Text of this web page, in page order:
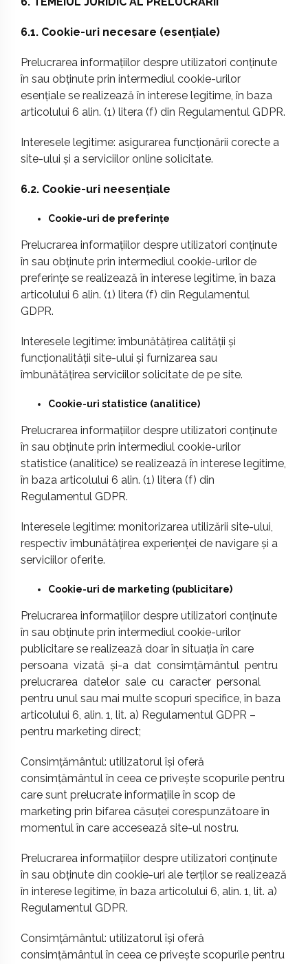
6.1. Cookie-uri necesare (esențiale)
Prelucrarea informațiilor despre utilizatori conținute
în sau obținute prin intermediul cookie-urilor
esențiale se realizează în interese legitime, în baza
articolului 6 alin. (1) litera (f) din Regulamentul GDPR.
Interesele legitime: asigurarea funcționării corecte a
site-ului și a serviciilor online solicitate.
6.2. Cookie-uri neesențiale
Cookie-uri de preferințe
Prelucrarea informațiilor despre utilizatori conținute
în sau obținute prin intermediul cookie-urilor de
preferințe se realizează în interese legitime, în baza
articolului 6 alin. (1) litera (f) din Regulamentul
GDPR.
Interesele legitime: îmbunătățirea calității și
funcționalității site-ului și furnizarea sau
îmbunătățirea serviciilor solicitate de pe site.
Cookie-uri statistice (analitice)
Prelucrarea informațiilor despre utilizatori conținute
în sau obținute prin intermediul cookie-urilor
statistice (analitice) se realizează în interese legitime,
în baza articolului 6 alin. (1) litera (f) din
Regulamentul GDPR.
Interesele legitime: monitorizarea utilizării site-ului,
respectiv îmbunătățirea experienței de navigare și a
serviciilor oferite.
Cookie-uri de marketing (publicitare)
Prelucrarea informațiilor despre utilizatori conținute
în sau obținute prin intermediul cookie-urilor
publicitare se realizează doar în situația în care
persoana vizată și-a dat consimțământul pentru
prelucrarea datelor sale cu caracter personal
pentru unul sau mai multe scopuri specifice, în baza
articolului 6, alin. 1, lit. a) Regulamentul GDPR –
pentru marketing direct;
Consimțământul: utilizatorul își oferă
consimțământul în ceea ce privește scopurile pentru
care sunt prelucrate informațiile în scop de
marketing prin bifarea căsuței corespunzătoare în
momentul în care accesează site-ul nostru.
Prelucrarea informațiilor despre utilizatori conținute
în sau obținute din cookie-uri ale terților se realizează
în interese legitime, în baza articolului 6, alin. 1, lit. a)
Regulamentul GDPR.
Consimțământul: utilizatorul își oferă
consimțământul în ceea ce privește scopurile pentru